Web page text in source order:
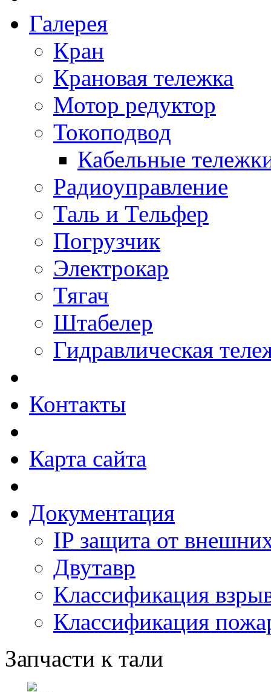
Галерея
Кран
Крановая тележка
Мотор редуктор
Токоподвод
Кабельные
Радиоуправление
Таль и Тельфер
Погрузчик
Электрокар
Тягач
Штабелер
Гидравлическая
Контакты
Карта сайта
Документация
IP защита от
Двутавр
Классификация
Классификация
Запчасти к тали